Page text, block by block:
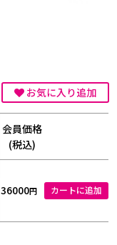
お気に入り追加
会員価格
(税込)
36000円 カートに追加